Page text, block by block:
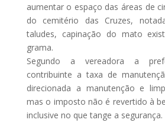
aumentar o espaço das áreas de
do cemitério das Cruzes,
taludes, capinação do mato
grama.
Segundo a vereadora a
contribuinte a taxa de
direcionada a manutenção e
mas o imposto não é revertido à
inclusive no que tange a segurança.